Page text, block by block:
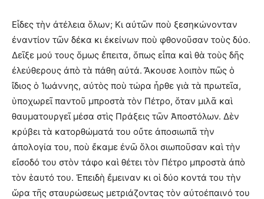
Εἶδες τὴν ἀτέλεια ὅλων; Κι αὐτῶν ποὺ ξεσηκώνονταν
ἐναντίον τῶν δέκα κι ἐκείνων ποὺ φθονοῦσαν τοὺς δύο.
Δεῖξε μού τους ὅμως ἔπειτα, ὅπως εἶπα καὶ θὰ τοὺς δῆς
ἐλεύθερους ἀπὸ τὰ πάθη αὐτά. Ἄκουσε λοιπὸν πῶς ὁ
ἴδιος ὁ Ἰωάννης, αὐτὸς ποὺ τώρα ἦρθε γιὰ τὰ πρωτεῖα,
ὑποχωρεῖ παντοῦ μπροστὰ τὸν Πέτρο, ὅταν μιλᾶ καὶ
θαυματουργεῖ μέσα στὶς Πράξεις τῶν Ἀποστόλων. Δὲν
κρύβει τὰ κατορθώματά του οὔτε ἀποσιωπᾶ τὴν
ἀπολογία του, ποὺ ἔκαμε ἐνῶ ὅλοι σιωποῦσαν καὶ τὴν
εἴσοδό του στὸν τάφο καὶ θέτει τὸν Πέτρο μπροστὰ ἀπὸ
τὸν ἑαυτό του. Ἐπειδὴ ἔμειναν κι οἱ δύο κοντά του τὴν
ὥρα τῆς σταυρώσεως μετριάζοντας τὸν αὐτοέπαινό του